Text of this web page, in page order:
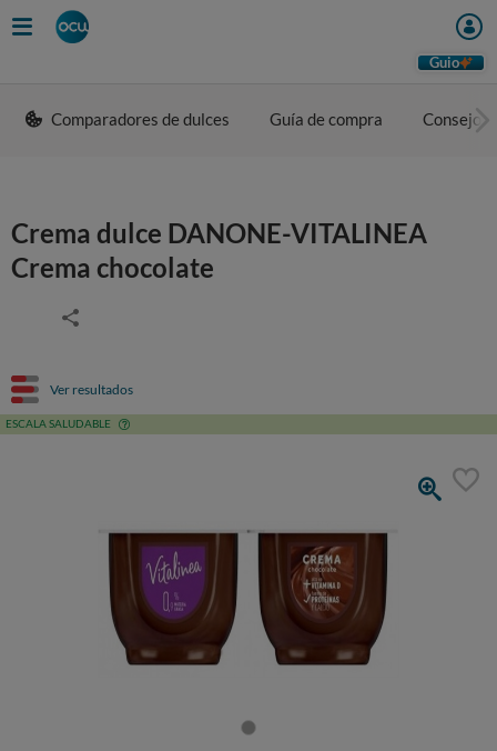
Guio
Comparadores de dulces Guía de compra Consejos
Crema dulce DANONE-VITALINEA
Crema chocolate
Ver resultados
ESCALA SALUDABLE